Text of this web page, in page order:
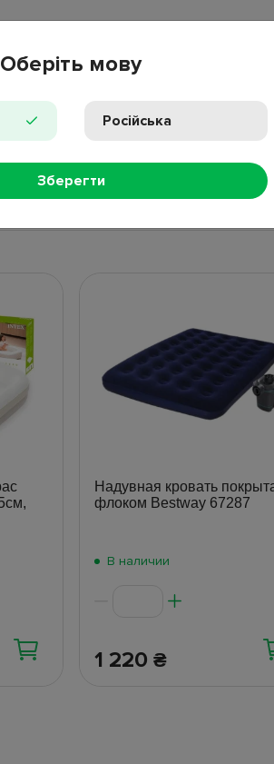
Надувная кровать
флоком Bestway 67287
В наличии
1 220 ₴
Оберіть мову
Російська
Зберегти